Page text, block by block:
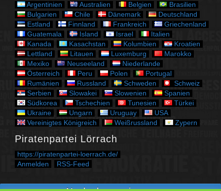
Argentinien Australien Belgien
Brasilien
Bulgarien
Chile Dänemark
Deutschland
Estland
Finnland Frankreich
Griechenland
Guatemala
Island Israel
Italien
Kanada
Kasachstan Kolumbien
Kroatien
Lettland
Litauen Luxemburg
Marokko
Mexiko
Neuseeland
Niederlande
Österreich
Peru Polen
Portugal
Rumänien
Russland Schweden
Schweiz
Serbien
Slowakei Slowenien
Spanien
Südkorea
Tschechien Tunesien
Türkei
Ukraine
Ungarn Uruguay
USA
Vereinigtes Königreich
Weißrussland Zypern
Piratenpartei Lörrach
https://piratenpartei-loerrach.de/
Anmelden RSS-Feed